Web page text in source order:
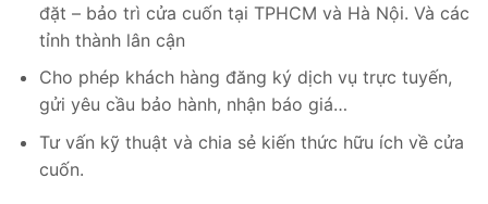
đặt – bảo trì cửa cuốn tại TPHCM và Hà Nội. Và các
tỉnh thành lân cận
Cho phép khách hàng đăng ký dịch vụ trực tuyến,
gửi yêu cầu bảo hành, nhận báo giá…
Tư vấn kỹ thuật và chia sẻ kiến thức hữu ích về cửa
cuốn.